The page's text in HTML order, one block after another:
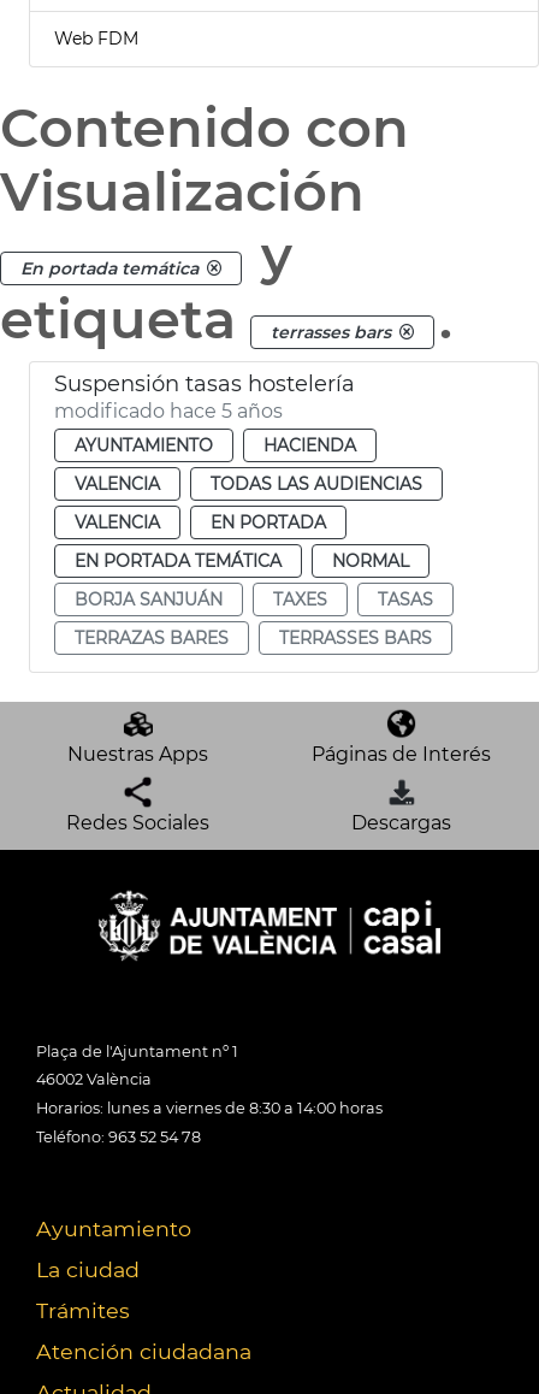
Web FDM
Contenido con
Visualización
En portada temática
y
etiqueta
terrasses bars .
Suspensión tasas hostelería
modificado hace 5 años
AYUNTAMIENTO
HACIENDA
VALENCIA
TODAS LAS AUDIENCIAS
VALENCIA
EN PORTADA
EN PORTADA TEMÁTICA
NORMAL
BORJA SANJUÁN
TAXES
TASAS
TERRAZAS BARES
TERRASSES BARS
Nuestras Apps Páginas de Interés
Redes Sociales Descargas
Plaça de l'Ajuntament nº 1
46002 València
Horarios: lunes a viernes de 8:30 a 14:00 horas
Teléfono: 963 52 54 78
Ayuntamiento
La ciudad
Trámites
Atención ciudadana